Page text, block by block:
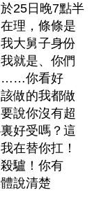
25日晚7點半
理，條條是
大舅子身份
就是、你們
……你看好
做的我都做
說你沒有超
好受嗎？這
在替你扛！
驢！你有
說清楚